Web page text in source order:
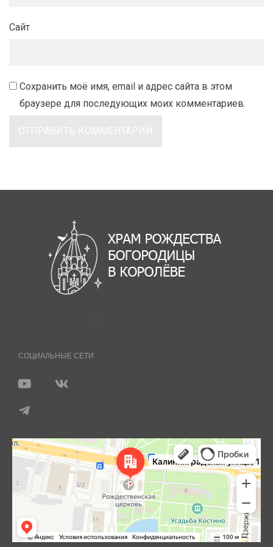
Сайт
Сохранить моё имя, email и адрес сайта в этом
браузере для последующих моих комментариев.
СОЦИАЛЬНЫЕ СЕТИ
Королёв
Яндекс Карты — транспорт, навигация, поиск мест